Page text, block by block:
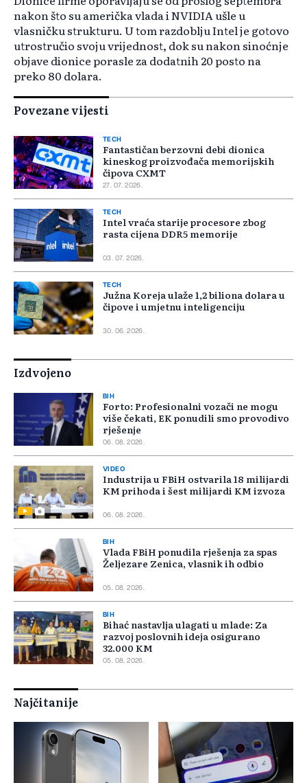
nakon što su američka vlada i NVIDIA ušle u
vlasničku strukturu. U tom razdoblju Intel je gotovo
utrostručio svoju vrijednost, dok su nakon sinoćnje
objave dionice porasle za dodatnih 20 posto na
preko 80 dolara.
Povezane vijesti
TECH
Fantastičan berzovni debi dionica
kineskog proizvođača memorijskih
čipova CXMT
27. 07. 2026.
TECH
Intel vraća starije procesore zbog
rasta cijena DDR5 memorije
03. 07. 2026.
TECH
Južna Koreja ulaže 1,2 biliona dolara u
čipove i umjetnu inteligenciju
30. 06. 2026.
Izdvojeno
BIH
Forto: Profesionalni vozači ne mogu
više čekati, EK ponudili smo provodivo
rješenje
06. 08. 2026.
VIDEO
Industrija u FBiH ostvarila 18 milijardi
KM prihoda i šest milijardi KM izvoza
06. 08. 2026.
BIH
Vlada FBiH ponudila rješenja za spas
Željezare Zenica, vlasnik ih odbio
05. 08. 2026.
BIH
Bihać nastavlja ulagati u mlade: Za
razvoj poslovnih ideja osigurano
32.000 KM
05. 08. 2026.
Najčitanije